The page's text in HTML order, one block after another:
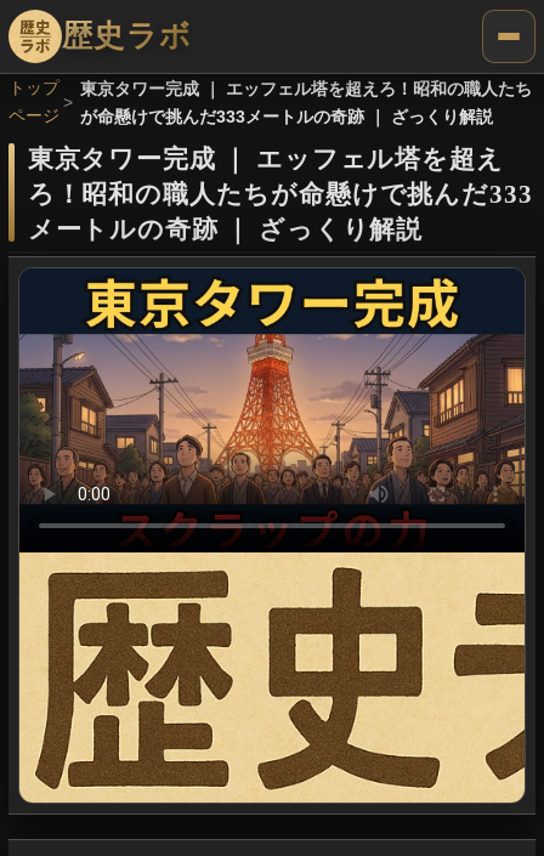
歴史ラボ
トップ
ページ
東京タワー完成 ｜ エッフェル塔を超えろ！昭和の職人たち
が命懸けで挑んだ333メートルの奇跡 ｜ ざっくり解説
東京タワー完成
エッフェル塔を超え
ろ！昭和の職人たちが命懸けで挑んだ333
メートルの奇跡｜ ざっくり解説